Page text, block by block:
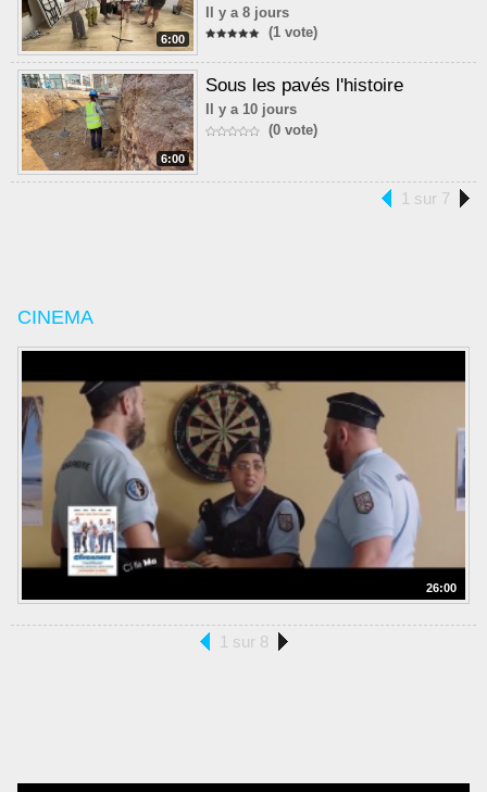
6:00
Il y a 8 jours
(1 vote)
6:00
Sous les pavés l'histoire
Il y a 10 jours
(0 vote)
1 sur 7
CINEMA
26:00
1 sur 8